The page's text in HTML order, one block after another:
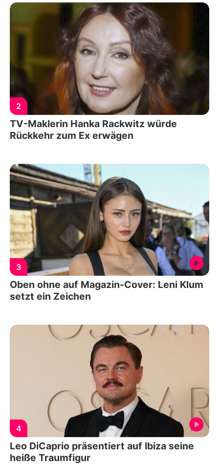
2
TV-Maklerin Hanka Rackwitz würde
Rückkehr zum Ex erwägen
3
Oben ohne auf Magazin-Cover: Leni Klum
setzt ein Zeichen
4
Leo DiCaprio präsentiert auf Ibiza seine
heiße Traumfigur